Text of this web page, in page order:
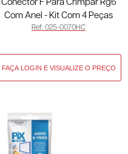
Conector F Para Crimpar Rg6
Com Anel - Kit Com 4 Peças
025-0070HC
Ref: 025-0070HC